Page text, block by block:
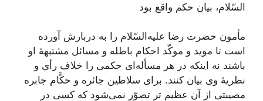
‌السّلام، بیان‌ حكم‌ واقع‌ بود
مأمون‌ حضرت‌ رضا علیه‌السّلام را به‌ دربارش‌ آورده‌
است‌ تا موید و موكّد احكام‌ باطله‌ و مسائل‌ مشتبهۀ او
باشند نه‌ اینكه‌ در هر مسأله‌ای‌ حكمی‌ را خلاف‌ رأی‌ و
نظریۀ وی‌ بیان‌ كنند. برای‌ سلاطین‌ جائره‌ و حكَّام‌ جابره‌
مصیبتی‌ از آن‌ عظیم تر تصوّر نمی‌شود كه‌ كسی‌ در